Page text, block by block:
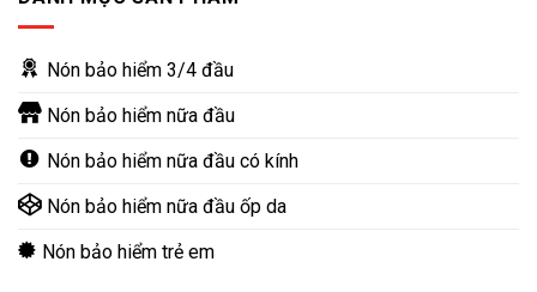
Nón bảo hiểm 3/4 đầu
Nón bảo hiểm nữa đầu
Nón bảo hiểm nữa đầu có kính
Nón bảo hiểm nữa đầu ốp da
Nón bảo hiểm trẻ em